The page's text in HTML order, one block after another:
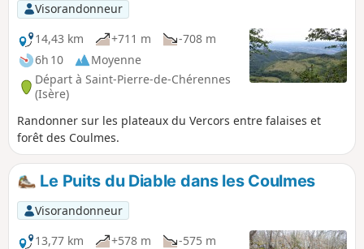
Visorandonneur
14,43 km
+711 m
-708 m
6h 10
Moyenne
Départ à Saint-Pierre-de-Chérennes
(Isère)
Randonner sur les plateaux du Vercors entre falaises et
forêt des Coulmes.
Le Puits du Diable dans les Coulmes
Visorandonneur
13,77 km
+578 m
-575 m